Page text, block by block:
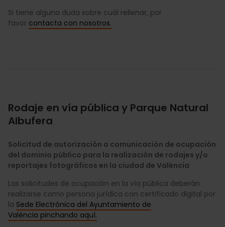
Si tiene alguna duda sobre cuál rellenar, por
favor contacta con nosotros.
Rodaje en vía pública y Parque Natural
Albufera
Solicitud de autorización o comunicación de ocupación
del dominio público para la realización de rodajes y/o
reportajes fotográficos en la ciudad de València
Las solicitudes de ocupación en la vía pública deberán
realizarse como persona jurídica con certificado digital por
la Sede Electrónica del Ayuntamiento de
València pinchando aquí.